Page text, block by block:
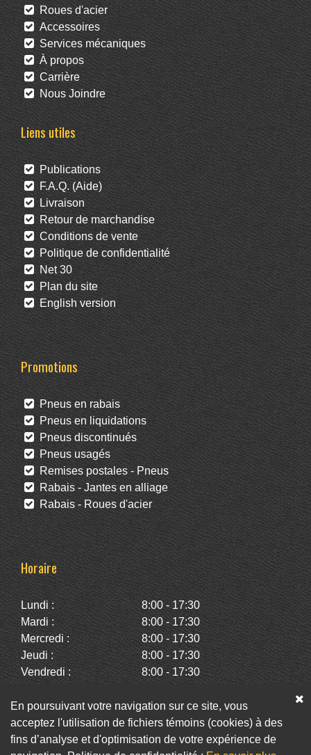
Roues d'acier
Accessoires
Services mécaniques
À propos
Carrière
Nous Joindre
Liens utiles
Publications
F.A.Q. (Aide)
Livraison
Retour de marchandise
Conditions de vente
Politique de confidentialité
Net 30
Plan du site
English version
Promotions
Pneus en rabais
Pneus en liquidations
Pneus discontinués
Pneus usagés
Remises postales - Pneus
Rabais - Jantes en alliage
Rabais - Roues d'acier
Horaire
Lundi :
8:00 - 17:30
Mardi :
8:00 - 17:30
Mercredi :
8:00 - 17:30
Jeudi :
8:00 - 17:30
Vendredi :
8:00 - 17:30
Dimanche :
Fermé
Facebook Twitter Infolettre
En poursuivant votre navigation sur ce site, vous
acceptez l'utilisation de fichiers témoins (cookies) à des
fins d’analyse et d'optimisation de votre expérience de